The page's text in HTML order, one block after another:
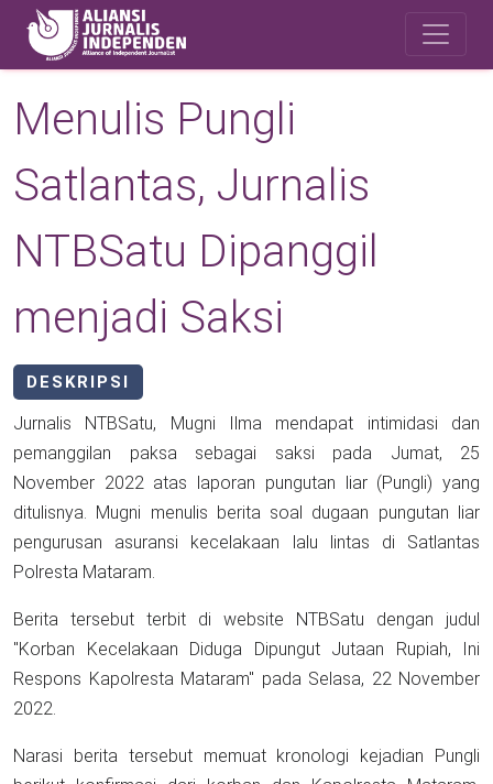
Skip to main content
Menulis Pungli
Satlantas, Jurnalis
NTBSatu Dipanggil
menjadi Saksi
DESKRIPSI
Jurnalis NTBSatu, Mugni Ilma mendapat intimidasi dan
pemanggilan paksa sebagai saksi pada Jumat, 25
November 2022 atas laporan pungutan liar (Pungli) yang
ditulisnya. Mugni menulis berita soal dugaan pungutan liar
pengurusan asuransi kecelakaan lalu lintas di Satlantas
Polresta Mataram.
Berita tersebut terbit di website NTBSatu dengan judul
"Korban Kecelakaan Diduga Dipungut Jutaan Rupiah, Ini
Respons Kapolresta Mataram" pada Selasa, 22 November
2022.
Narasi berita tersebut memuat kronologi kejadian Pungli